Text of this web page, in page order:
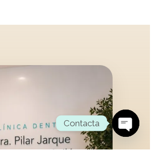
Contacta
chaty